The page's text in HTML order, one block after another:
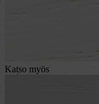
Katso myös